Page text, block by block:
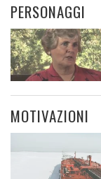
PERSONAGGI
MOTIVAZIONI